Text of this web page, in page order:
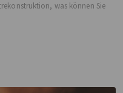
was können Sie